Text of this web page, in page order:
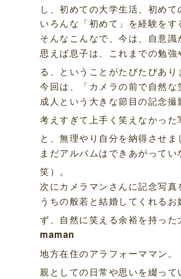
し、初めての大学生活、初めて
いろんな「初めて」を経験を
そんなこんなで、今は、自意
思えば息子は、これまでの勉
る、ということがたびたびあり
今回は、「カメラの前で自然な
成人という大きな節目の記念
考えすぎて上手く笑えなかっ
と、無理やり自分を納得させま
まだアルバムはできあがって
笑）。
次にカメラマンさんに記念写
うちの般若と結婚してくれる
ず、自然に笑える余裕を持った
maman
地方在住のアラフォーママン
親としての日常や思いを綴って